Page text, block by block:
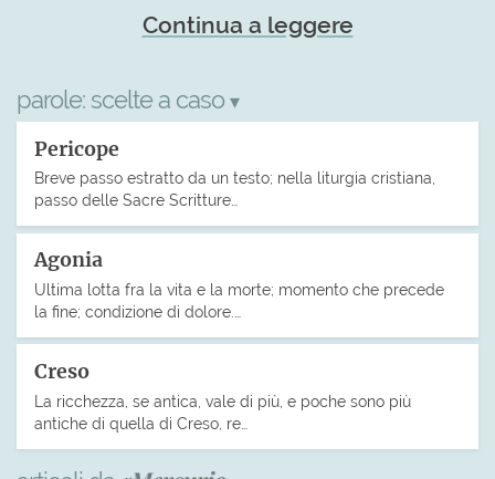
Continua a leggere
parole: scelte a caso ▾
Pericope
Breve passo estratto da un testo; nella liturgia cristiana,
passo delle Sacre Scritture…
Agonia
Ultima lotta fra la vita e la morte; momento che precede
la fine; condizione di dolore.…
Creso
La ricchezza, se antica, vale di più, e poche sono più
antiche di quella di Creso, re…